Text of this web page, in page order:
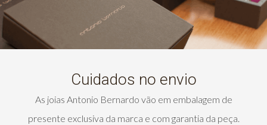
Cuidados no envio
As joias Antonio Bernardo vão em embalagem de
presente exclusiva da marca e com garantia da peça.